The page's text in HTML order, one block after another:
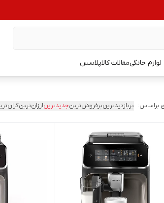
خانگیمقالات کالاپلاسس
براساس: پربازدیدترینپرفروش‌ترینجدیدترینارزان‌ترین